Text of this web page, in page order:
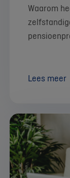
Waarom
Lees meer